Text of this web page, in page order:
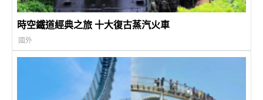
時空鐵道經典之旅 十大復古蒸汽火車
國外